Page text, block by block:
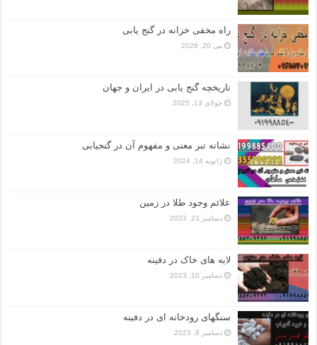
راه مخفی خزانه در گنج یابی
می 20, 2026
تاریخچه گنج‌ یابی در ایران و جهان
جولای 13, 2025
نشانه تبر معنی و مفهوم آن در گنجیابی
ژانویه 14, 2024
علائم وجود طلا در زمین
دسامبر 23, 2023
لایه های خاک در دفینه
دسامبر 10, 2023
سنگهای رودخانه ای در دفینه
دسامبر 9, 2023